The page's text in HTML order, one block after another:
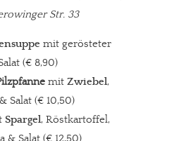
Str. 33
mit gerösteter
(€ 8,90)
mit Zwiebel,
Salat (€ 10,50)
Spargel, Röstkartoffel,
& Salat (€ 12,50)